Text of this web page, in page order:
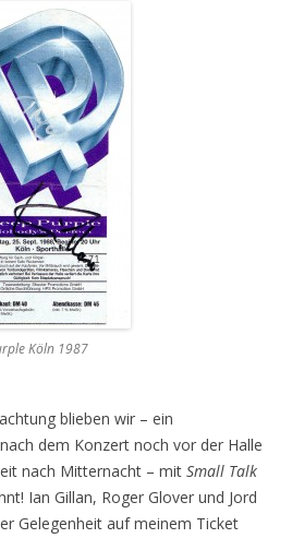
Köln 1987
blieben wir – ein
dem Konzert noch vor der Halle
nach Mitternacht – mit Small Talk
Ian Gillan, Roger Glover und Jord
Gelegenheit auf meinem Ticket